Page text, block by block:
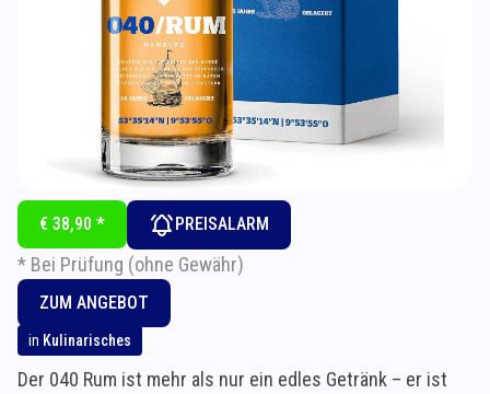
€ 38,90 * PREISALARM
* Bei Prüfung (ohne Gewähr)
ZUM ANGEBOT
in Kulinarisches
Der 040 Rum ist mehr als nur ein edles Getränk – er ist